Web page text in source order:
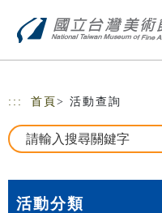
::: 首頁 > 活動查詢
活動分類